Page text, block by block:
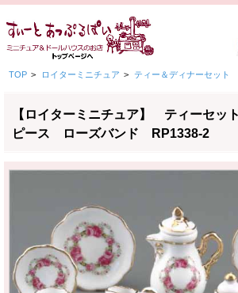
TOP > ロイターミニチュア > ティー＆ディナーセット
【ロイターミニチュア】 ティーセ
ピース ローズバンド RP1338-2